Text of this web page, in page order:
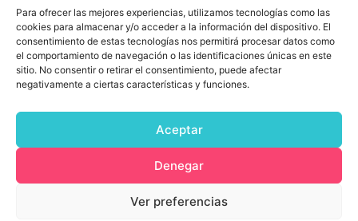
Para ofrecer las mejores experiencias, utilizamos tecnologías como las
cookies para almacenar y/o acceder a la información del dispositivo. El
consentimiento de estas tecnologías nos permitirá procesar datos como
el comportamiento de navegación o las identificaciones únicas en este
sitio. No consentir o retirar el consentimiento, puede afectar
negativamente a ciertas características y funciones.
Aceptar
Denegar
Ver preferencias
Impresión digital textil personalizada
Contacta con nosotros
669 56 86 71
Escríbenos
Preguntas Frecuentes